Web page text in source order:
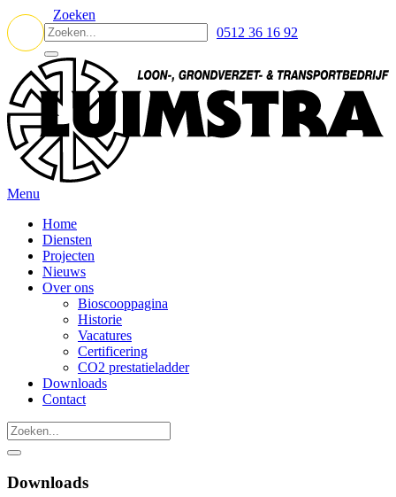
Zoeken
0512 36 16 92
Menu
Home
Diensten
Projecten
Nieuws
Over ons
Bioscooppagina
Historie
Vacatures
Certificering
CO2 prestatieladder
Downloads
Contact
Downloads